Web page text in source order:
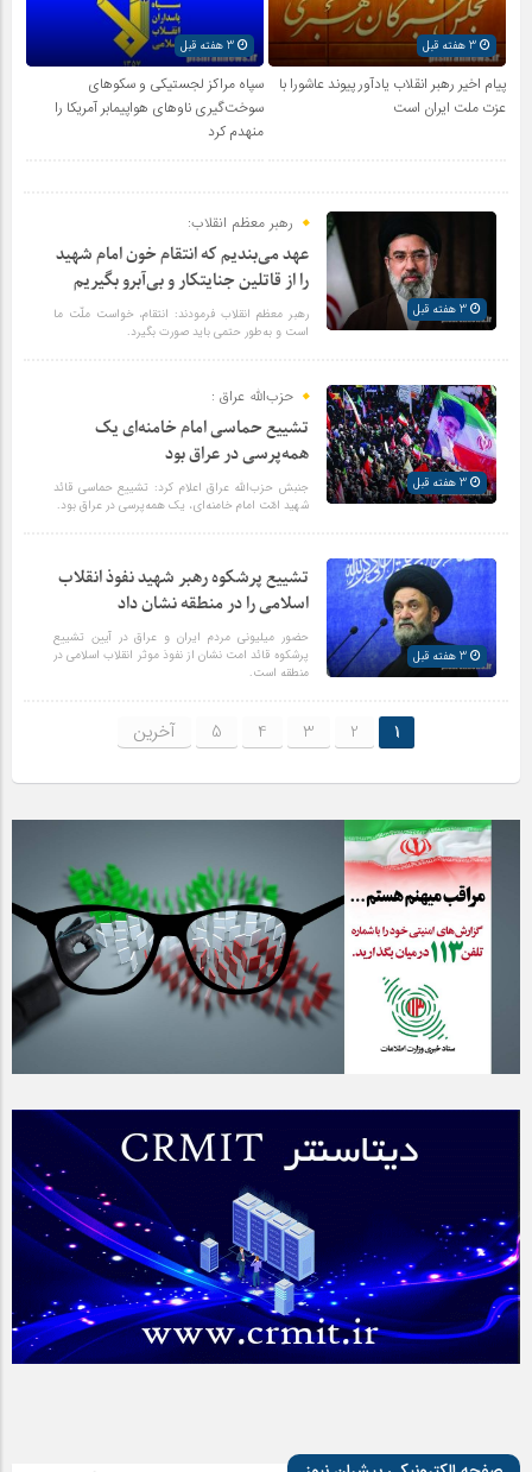
3 هفته قبل
پیام اخیر رهبر انقلاب یادآور پیوند عاشورا با
عزت ملت ایران است
سپاه مراکز لجستیکی و سکوهای
سوخت‌گیری ناوهای هواپیمابر آمریکا را
منهدم کرد
رهبر معظم انقلاب:
عهد می‌بندیم که انتقام خون امام شهید
را از قاتلین جنایتکار و بی‌آبرو بگیریم
رهبر معظم انقلاب فرمودند: انتقام، خواست ملّت ما
است و به‌طور حتمی باید صورت بگیرد.
حزب‌الله عراق :
تشییع حماسی امام خامنه‌ای یک
همه‌پرسی در عراق بود
جنبش حزب‌الله عراق اعلام کرد: تشییع حماسی قائد
شهید امّت امام خامنه‌ای، یک همه‌پرسی در عراق بود.
تشییع پرشکوه رهبر شهید نفوذ انقلاب
اسلامی را در منطقه نشان داد
حضور میلیونی مردم ایران و عراق در آیین تشییع
پرشکوه قائد امت نشان از نفوذ موثر انقلاب اسلامی در
منطقه است.
1
2
3
4
5 آخرین